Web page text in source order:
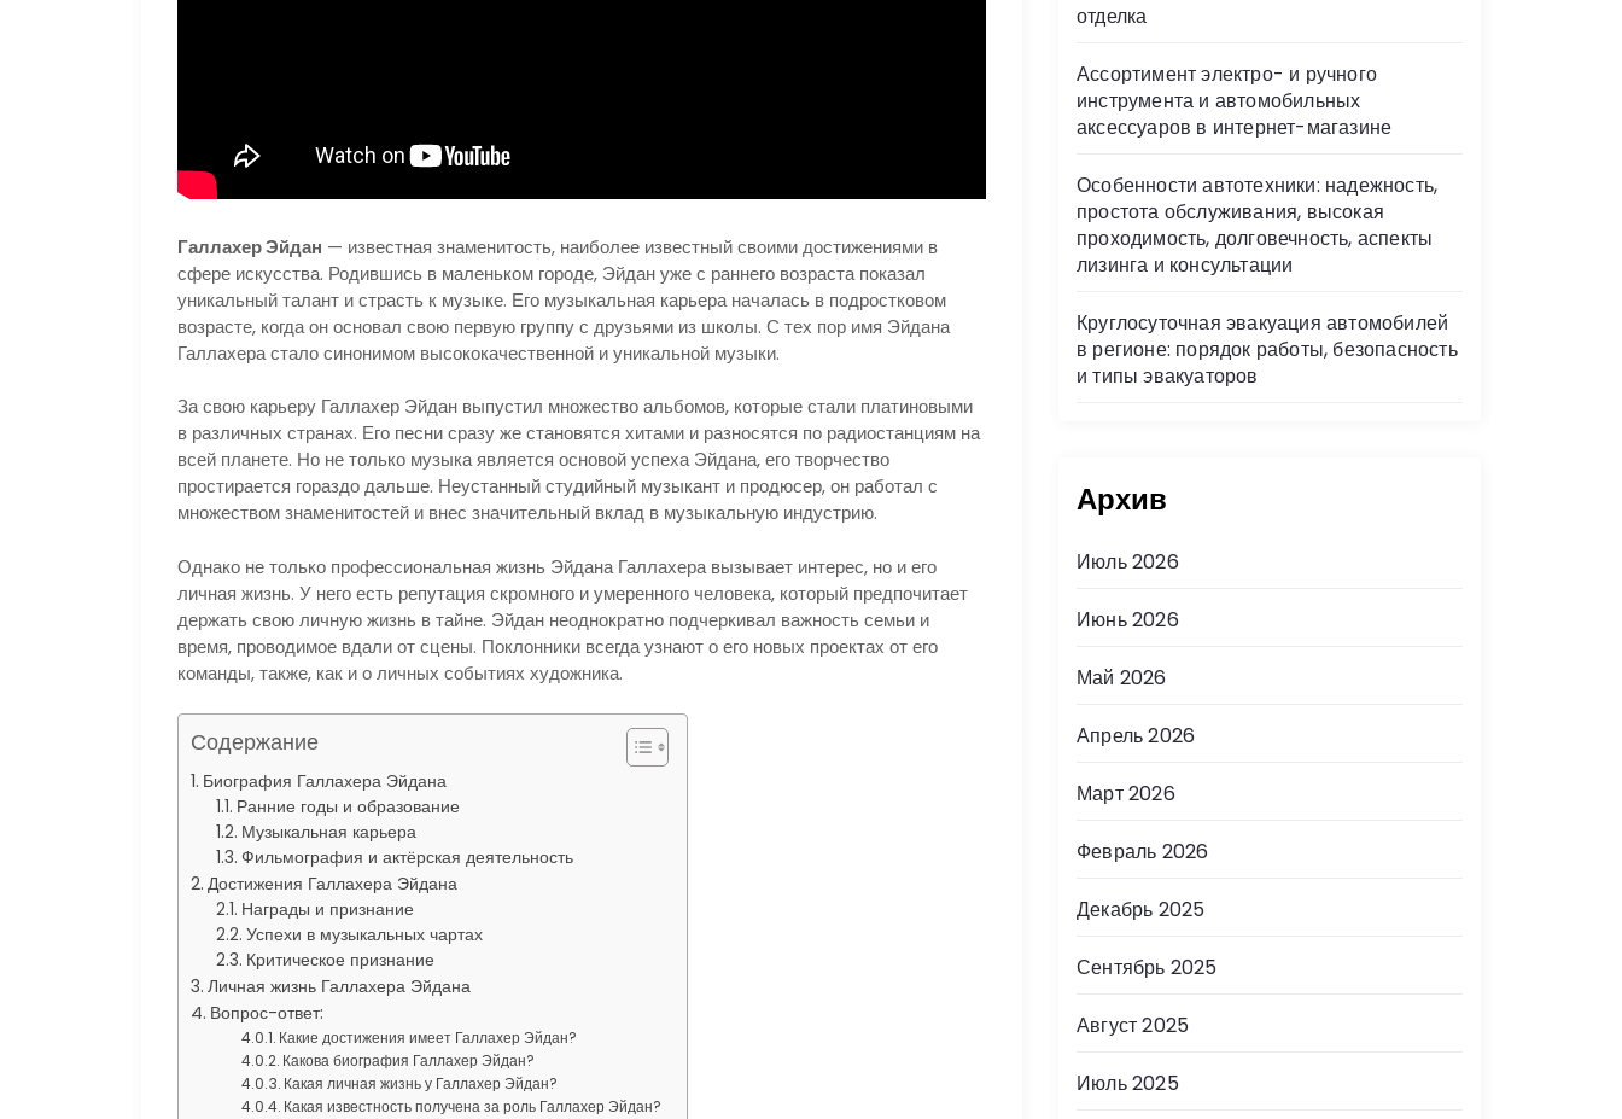
Галлахер Эйдан — известная знаменитость, наиболее известный своими достижениями в
сфере искусства. Родившись в маленьком городе, Эйдан уже с раннего возраста показал
уникальный талант и страсть к музыке. Его музыкальная карьера началась в подростковом
возрасте, когда он основал свою первую группу с друзьями из школы. С тех пор имя Эйдана
Галлахера стало синонимом высококачественной и уникальной музыки.
За свою карьеру Галлахер Эйдан выпустил множество альбомов, которые стали платиновыми
в различных странах. Его песни сразу же становятся хитами и разносятся по радиостанциям на
всей планете. Но не только музыка является основой успеха Эйдана, его творчество
простирается гораздо дальше. Неустанный студийный музыкант и продюсер, он работал с
множеством знаменитостей и внес значительный вклад в музыкальную индустрию.
Однако не только профессиональная жизнь Эйдана Галлахера вызывает интерес, но и его
личная жизнь. У него есть репутация скромного и умеренного человека, который предпочитает
держать свою личную жизнь в тайне. Эйдан неоднократно подчеркивал важность семьи и
время, проводимое вдали от сцены. Поклонники всегда узнают о его новых проектах от его
команды, также, как и о личных событиях художника.
Содержание
Биография Галлахера Эйдана
Ранние годы и образование
Музыкальная карьера
Фильмография и актёрская деятельность
Достижения Галлахера Эйдана
Награды и признание
Успехи в музыкальных чартах
Критическое признание
Личная жизнь Галлахера Эйдана
Вопрос-ответ:
Какие достижения имеет Галлахер Эйдан?
Какова биография Галлахер Эйдан?
Какая личная жизнь у Галлахер Эйдан?
Какая известность получена за роль Галлахер Эйдан?
отделка
Ассортимент электро- и ручного
инструмента и автомобильных
аксессуаров в интернет-магазине
Особенности автотехники: надежность,
простота обслуживания, высокая
проходимость, долговечность, аспекты
лизинга и консультации
Круглосуточная эвакуация автомобилей
в регионе: порядок работы, безопасность
и типы эвакуаторов
Архив
Июль 2026
Июнь 2026
Май 2026
Апрель 2026
Март 2026
Февраль 2026
Декабрь 2025
Сентябрь 2025
Август 2025
Июль 2025